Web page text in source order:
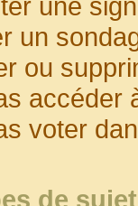
un
ou
accéder
voter
de